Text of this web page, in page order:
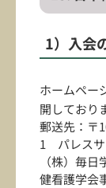
1）入会
ホームペー
開しており
郵送先：〒
1 パレスサ
（株）毎
健看護学会